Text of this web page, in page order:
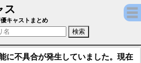
ス
ブレンディ（声優：井口裕香)【
キャストまとめ
に不具合が発生していました。現在